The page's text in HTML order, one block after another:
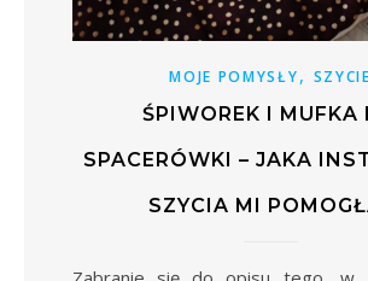
MOJE POMYSŁY, SZYCIE
ŚPIWOREK I MUFKA
SPACERÓWKI – JAKA
SZYCIA MI